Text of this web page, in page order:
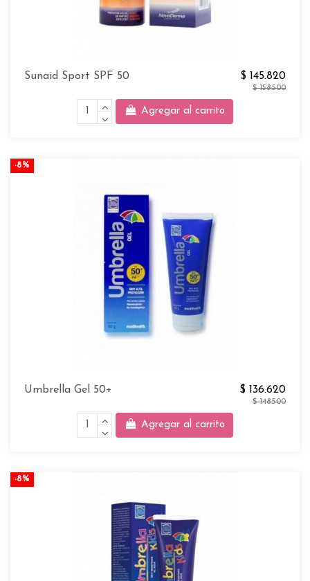
Sunaid Sport SPF 50 $ 145.820
$ 158.500
Agregar al carrito
-8%
Umbrella Gel 50+ $ 136.620
$ 148.500
Agregar al carrito
-8%